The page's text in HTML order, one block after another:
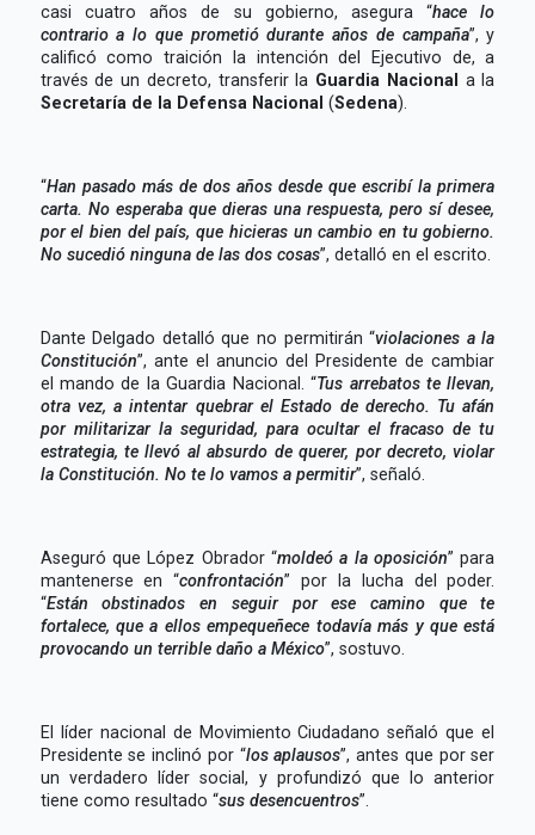
casi cuatro años de su gobierno, asegura “hace lo
contrario a lo que prometió durante años de campaña”, y
calificó como traición la intención del Ejecutivo de, a
través de un decreto, transferir la Guardia Nacional
a la
Secretaría de la Defensa Nacional (Sedena).
“Han pasado más de dos años desde que escribí la primera
carta. No esperaba que dieras una respuesta, pero sí desee,
por el bien del país, que hicieras un cambio en tu gobierno.
No sucedió ninguna de las dos cosas”, detalló en el escrito.
Dante Delgado detalló que no permitirán “violaciones a la
Constitución”, ante el anuncio del Presidente de cambiar
el mando de la Guardia Nacional. “Tus arrebatos te llevan,
otra vez, a intentar quebrar el Estado de derecho. Tu afán
por militarizar la seguridad, para ocultar el fracaso de tu
estrategia, te llevó al absurdo de querer, por decreto, violar
la Constitución. No te lo vamos a permitir”, señaló.
Aseguró que López Obrador “moldeó a la oposición” para
mantenerse en “confrontación” por la lucha del poder.
“Están obstinados en seguir por ese camino que te
fortalece, que a ellos empequeñece todavía más y que está
provocando un terrible daño a México”, sostuvo.
El líder nacional de Movimiento Ciudadano señaló que el
Presidente se inclinó por “los aplausos”, antes que por ser
un verdadero líder social, y profundizó que lo anterior
tiene como resultado “sus desencuentros”.